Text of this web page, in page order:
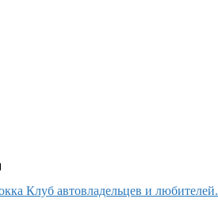
Клуб автовладельцев и любителей.